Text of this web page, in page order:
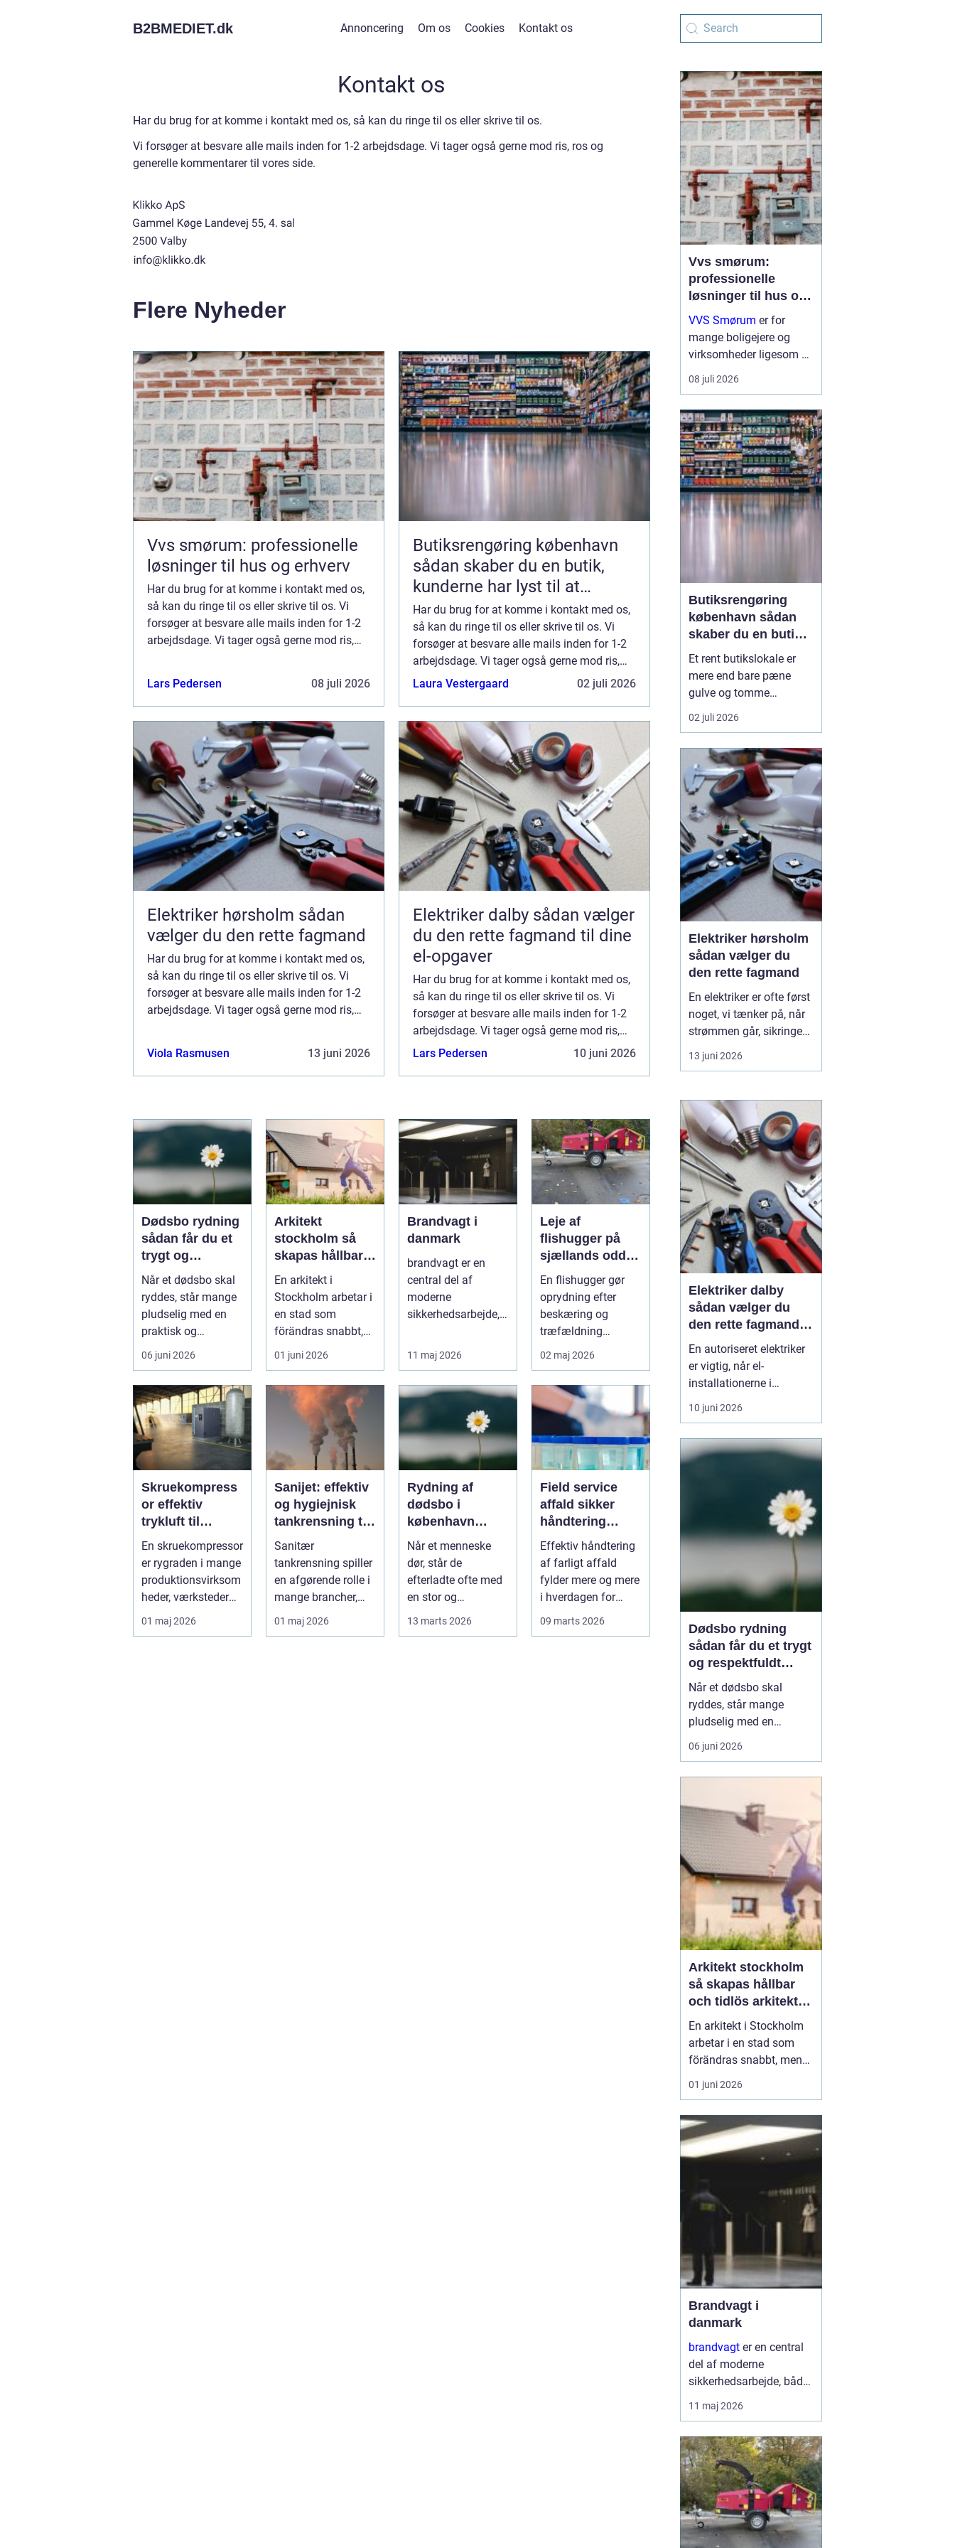
B2BMEDIET.dk Annoncering Om os Cookies Kontakt os
Kontakt os
Har du brug for at komme i kontakt med os, så kan du ringe til os eller skrive til os.
Vi forsøger at besvare alle mails inden for 1-2 arbejdsdage. Vi tager også gerne mod ris, ros og
generelle kommentarer til vores side.
Flere Nyheder
Vvs smørum: professionelle
løsninger til hus og erhverv
Har du brug for at komme i kontakt med os,
så kan du ringe til os eller skrive til os. Vi
forsøger at besvare alle mails inden for 1-2
arbejdsdage. Vi tager også gerne mod ris,
Lars Pedersen
08 juli 2026
Butiksrengøring københavn
sådan skaber du en butik,
kunderne har lyst til at
komme tilbage til
Har du brug for at komme i kontakt med os,
så kan du ringe til os eller skrive til os. Vi
forsøger at besvare alle mails inden for 1-2
arbejdsdage. Vi tager også gerne mod ris,
ros og generelle kommentarer til vores side.
Laura Vestergaard 02 juli 2026
Elektriker hørsholm sådan
vælger du den rette fagmand
Har du brug for at komme i kontakt med os,
så kan du ringe til os eller skrive til os. Vi
forsøger at besvare alle mails inden for 1-2
arbejdsdage. Vi tager også gerne mod ris,
Viola Rasmusen
13 juni 2026
Elektriker dalby sådan vælger
du den rette fagmand til dine
el-opgaver
Har du brug for at komme i kontakt med os,
så kan du ringe til os eller skrive til os. Vi
forsøger at besvare alle mails inden for 1-2
arbejdsdage. Vi tager også gerne mod ris,
ros og generelle kommentarer til vores side.
Lars Pedersen 10 juni 2026
Dødsbo rydning
sådan får du et
trygt og
respektfuldt
forløb
Når et dødsbo skal
ryddes, står mange
pludselig med en
praktisk og
følelsesmæssig
opgave på én
gang....
06 juni 2026
Arkitekt
stockholm så
skapas hållbar
och tidlös
arkitektur i
huvudstaden
En arkitekt i
Stockholm arbetar i
en stad som
förändras snabbt,
men också präglas
av starka historis...
01 juni 2026
Brandvagt i
danmark
brandvagt er en
central del af
moderne
sikkerhedsarbejde,
byggepladser, ved
events og i virk...
11 maj 2026
Leje af
flishugger på
sjællands odde
sådan får du
mest ud af
arbejdet
En flishugger gør
oprydning efter
beskæring og
træfældning
markant lettere. I
stedet for at bruge
we...
02 maj 2026
Skruekompress
or effektiv
trykluft til
industri og
værksted
En skruekompressor
er rygraden i mange
produktionsvirksom
heder, værksteder
og autohuse. Den
leverer ...
01 maj 2026
Sanijet: effektiv
og hygiejnisk
tankrensning til
krævende
industrier
Sanitær
tankrensning spiller
en afgørende rolle i
mange brancher,
produktkvalitet,...
01 maj 2026
Rydning af
dødsbo i
københavn
sådan foregår
en tryg og
effektiv proces
Når et menneske
dør, står de
efterladte ofte med
en stor og
13 marts 2026
Field service
affald sikker
håndtering
direkte hos
virksomheden
Effektiv håndtering
af farligt affald
fylder mere og mere
i hverdagen for
09 marts 2026
Vvs smørum:
professionelle
løsninger til hus og
erhverv
VVS Smørum er for
mange boligejere og
virksomheder ligesom en
tryg livline, når vand,
varme eller afløb driller.
kun om rør og ventiler,
men om sikkerhed,
komfort og en ...
08 juli 2026
Butiksrengøring
københavn sådan
skaber du en butik,
kunderne har lyst til
at komme tilbage til
Et rent butikslokale er
mere end bare pæne
gulve og tomme
skraldespande.
Rengøringen påvirker
førstehåndsindtryk, hvor
længe de bliver i
butikken, og om de
vælger at komme igen.
Særligt i en
konkurrencepræget by
som København kan
målrettet ...
02 juli 2026
Elektriker hørsholm
sådan vælger du
den rette fagmand
En elektriker er ofte først
noget, vi tænker på, når
strømmen går, sikringen
springer, eller vi står med
en akut fejl på en
som Hørsholm, hvor
mange boliger er ældre,
og flere bygger om eller
udvider, spiller en dygtig
elekt...
13 juni 2026
Elektriker dalby
sådan vælger du
den rette fagmand
til dine el-opgaver
En autoriseret elektriker
er vigtig, når el-
installationerne i
hjemmet eller
virksomheden skal være
Fejl på el-installationer
ulykker. Mange søger
10 juni 2026
Dødsbo rydning
sådan får du et trygt
og respektfuldt
forløb
Når et dødsbo skal
ryddes, står mange
pludselig med en
praktisk og
følelsesmæssig opgave
rummer minder, og
samtidig er der
tidsfrister, økonomi og
måske uenighed i
familien. Her kan en
professionel løsn...
06 juni 2026
Arkitekt stockholm
så skapas hållbar
och tidlös arkitektur
i huvudstaden
En arkitekt i Stockholm
arbetar i en stad som
förändras snabbt, men
också präglas av starka
historiska lager. Det gör
spännande. När en
privatperson,
fastighetsägare eller
arkitekt i Stockholm
handlar upp...
01 juni 2026
Brandvagt i
danmark
brandvagt er en central
del af moderne
sikkerhedsarbejde, både
på byggepladser, ved
events og i virksomheder
brandrisiko. En
professionel ordning
med brandvagt handler
ikke kun...
11 maj 2026